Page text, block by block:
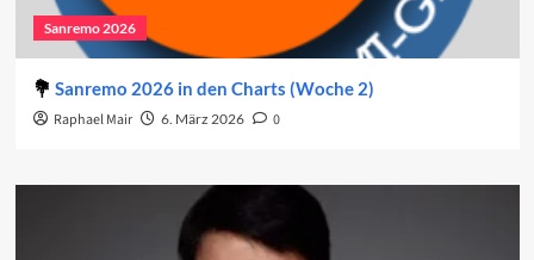
Sanremo 2026
Sanremo 2026 in den Charts (Woche 2)
Raphael Mair 6. März 2026 0